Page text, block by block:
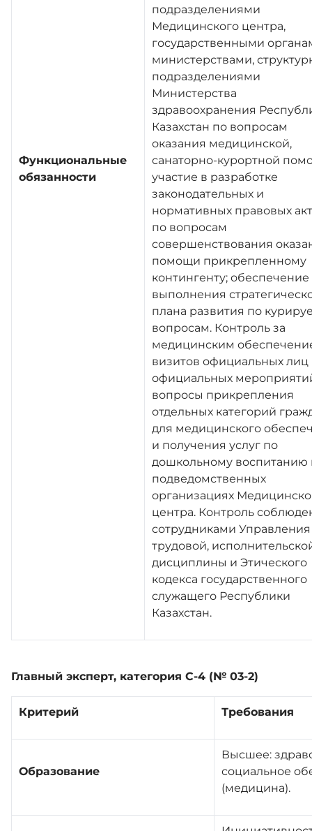
Функциональные
обязанности
подразделениями
Медицинского центра,
государственными
министерствами,
подразделениями
Министерства
здравоохранения
Казахстан по вопросам
оказания медицинской,
санаторно-курортной
участие в разработке
законодательных и
нормативных правовых
по вопросам
совершенствования
помощи прикрепленному
контингенту; обеспечение
выполнения
плана развития по
вопросам. Контроль за
медицинским
визитов официальных лиц
официальных
вопросы прикрепления
отдельных категорий
для медицинского
и получения услуг по
дошкольному воспитанию
подведомственных
организациях
центра. Контроль
сотрудниками Управления
трудовой,
дисциплины и Этического
кодекса государственного
служащего Республики
Казахстан.
Главный эксперт, категория С-4 (№ 03-2)
Критерий Требования
Образование
Высшее:
социальное
(медицина).